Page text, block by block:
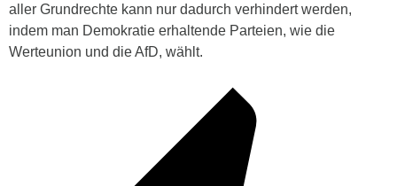
aller Grundrechte kann nur dadurch verhindert werden,
indem man Demokratie erhaltende Parteien, wie die
Werteunion und die AfD, wählt.